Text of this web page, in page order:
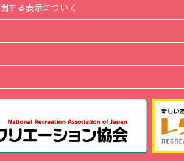
する表示について